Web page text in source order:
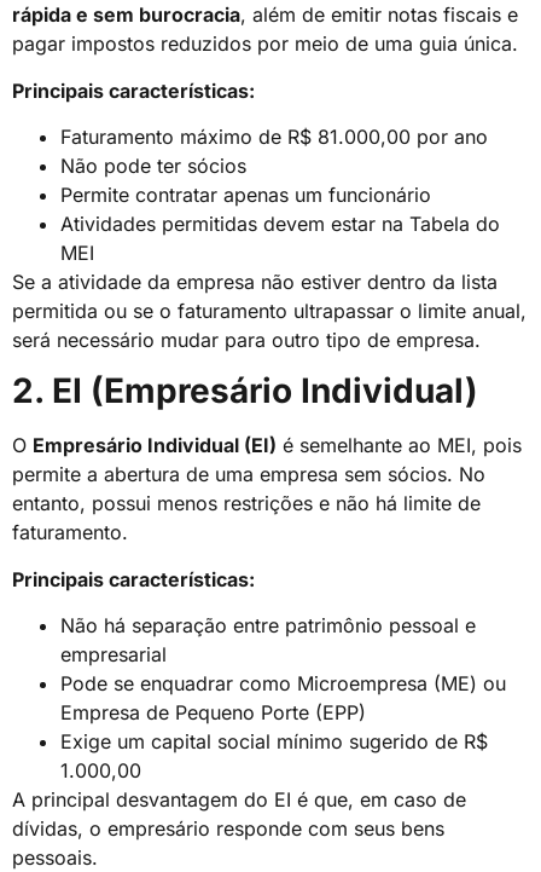
rápida e sem burocracia, além de emitir notas fiscais e
pagar impostos reduzidos por meio de uma guia única.
Principais características:
Faturamento máximo de R$ 81.000,00 por ano
Não pode ter sócios
Permite contratar apenas um funcionário
Atividades permitidas devem estar na Tabela do
MEI
Se a atividade da empresa não estiver dentro da lista
permitida ou se o faturamento ultrapassar o limite anual,
será necessário mudar para outro tipo de empresa.
2. EI (Empresário Individual)
O Empresário Individual (EI) é semelhante ao MEI, pois
permite a abertura de uma empresa sem sócios. No
entanto, possui menos restrições e não há limite de
faturamento.
Principais características:
Não há separação entre patrimônio pessoal e
empresarial
Pode se enquadrar como Microempresa (ME) ou
Empresa de Pequeno Porte (EPP)
Exige um capital social mínimo sugerido de R$
1.000,00
A principal desvantagem do EI é que, em caso de
dívidas, o empresário responde com seus bens
pessoais.